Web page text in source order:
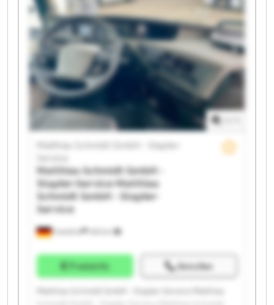
GmbH - Stapler-Service Matthias Schmidt GmbH -
Stapler-Service Matthias Schmidt GmbH - Stapler-
Service Matthias Schmidt GmbH - Stapler-Service
Matthias Schmidt GmbH - Stapler-Service Matthias
Schmidt GmbH - Stapler-Service Matthias Schmidt
GmbH - Stapler-Service Matthias Schmidt GmbH -
Stapler-Service Matthias Schmidt GmbH - Stapler-
Service Matthias Schmidt GmbH - Stapler-Service
Matthias Schmidt GmbH - Stapler-Service Matthias
Schmidt GmbH - Stapler-Service
Frankfurt
Matthias Schmidt GmbH - Stapler-
Matthias Schmidt GmbH -
Stapler-ServiceMatthias
Schmidt GmbH - Stapler-
Service
Preisinfo Anrufen
Matthias Schmidt GmbH - Stapler-Service Matthias